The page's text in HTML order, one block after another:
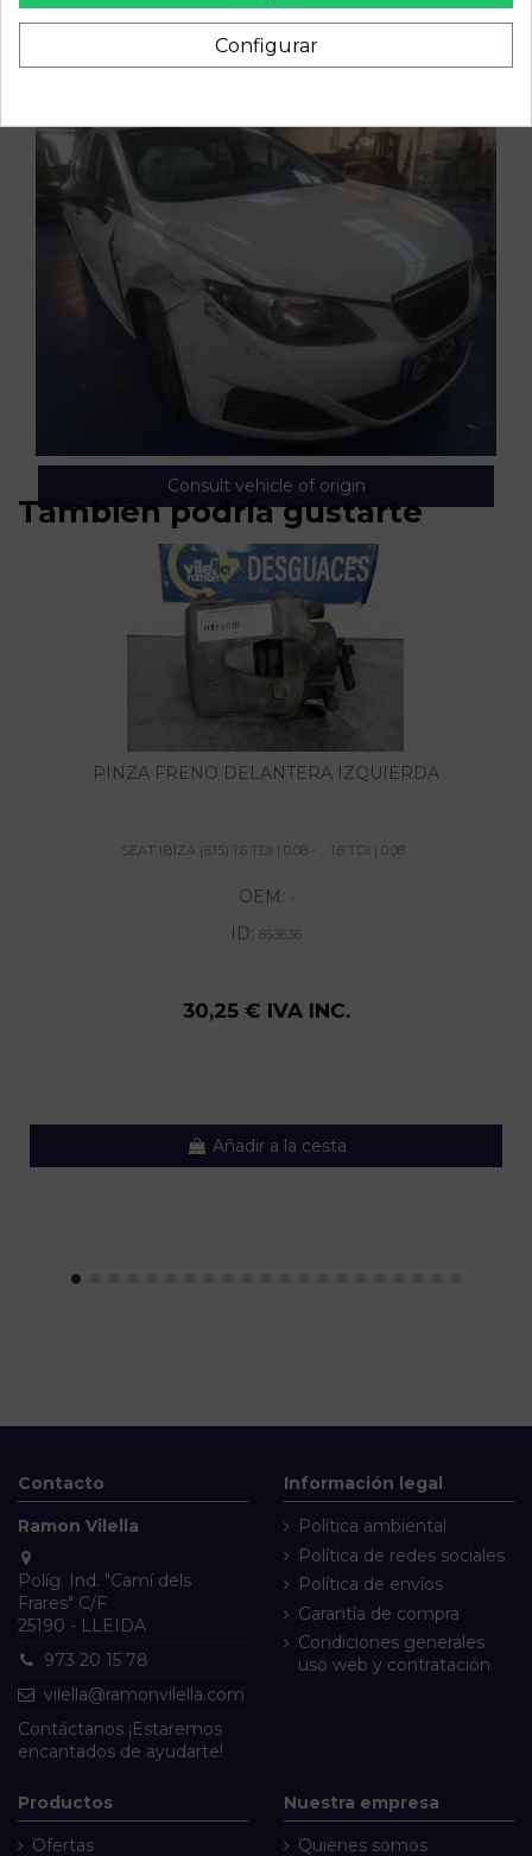
Consult vehicle of origin
También podría gustarte
PINZA FRENO DELANTERA IZQUIERDA
SEAT IBIZA (6J5) 1.6 TDI | 0.08 - ... 1.6 TDI | 0.08...
OEM: -
ID: 853636
30,25 € IVA INC.
Añadir a la cesta
Contacto
Ramon Vilella
Políg. Ind. "Camí dels
Frares" C/F
25190 - LLEIDA
973 20 15 78
vilella@ramonvilella.com
Contáctanos ¡Estaremos
encantados de ayudarte!
Información legal
Política ambiental
Política de redes sociales
Política de envíos
Garantía de compra
Condiciones generales
uso web y contratación
Productos
Ofertas
Nuestra empresa
Quienes somos
Configurar